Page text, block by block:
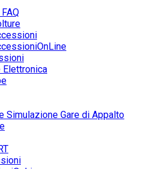
Elettronica
Simulazione Gare di Appalto